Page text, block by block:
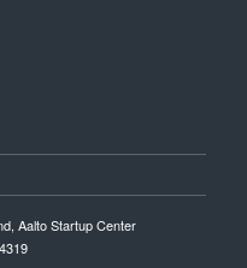
Aalto Startup Center